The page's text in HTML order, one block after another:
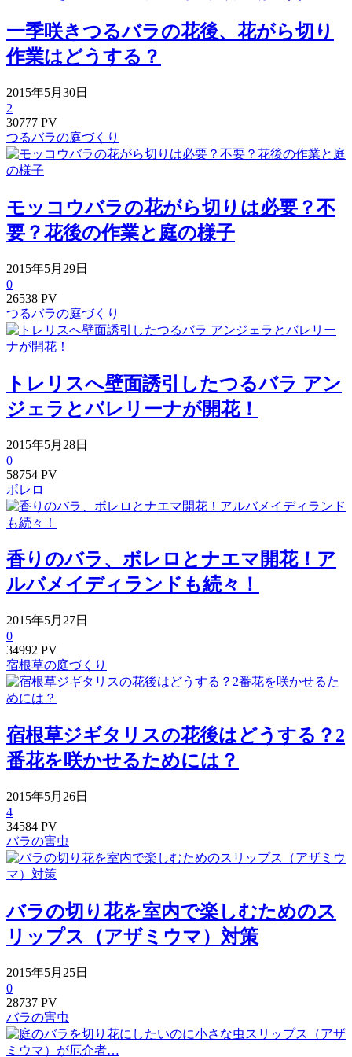
一季咲きつるバラの花後、花がら切り
作業はどうする？
2015年5月30日
2
30777 PV
つるバラの庭づくり
モッコウバラの花がら切りは必要？不
要？花後の作業と庭の様子
2015年5月29日
0
26538 PV
つるバラの庭づくり
トレリスへ壁面誘引したつるバラ アン
ジェラとバレリーナが開花！
2015年5月28日
0
58754 PV
ボレロ
香りのバラ、ボレロとナエマ開花！ア
ルバメイディランドも続々！
2015年5月27日
0
34992 PV
宿根草の庭づくり
宿根草ジギタリスの花後はどうする？2
番花を咲かせるためには？
2015年5月26日
4
34584 PV
バラの害虫
バラの切り花を室内で楽しむためのス
リップス（アザミウマ）対策
2015年5月25日
0
28737 PV
バラの害虫